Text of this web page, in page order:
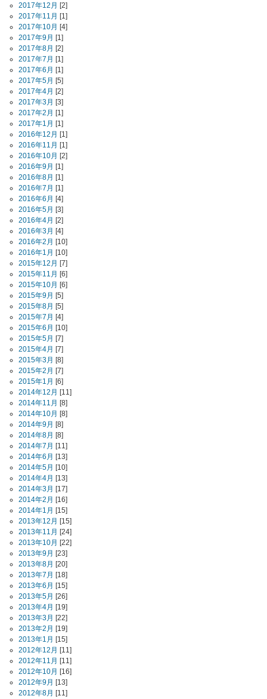
2017年12月 [2]
2017年11月 [1]
2017年10月 [4]
2017年9月 [1]
2017年8月 [2]
2017年7月 [1]
2017年6月 [1]
2017年5月 [5]
2017年4月 [2]
2017年3月 [3]
2017年2月 [1]
2017年1月 [1]
2016年12月 [1]
2016年11月 [1]
2016年10月 [2]
2016年9月 [1]
2016年8月 [1]
2016年7月 [1]
2016年6月 [4]
2016年5月 [3]
2016年4月 [2]
2016年3月 [4]
2016年2月 [10]
2016年1月 [10]
2015年12月 [7]
2015年11月 [6]
2015年10月 [6]
2015年9月 [5]
2015年8月 [5]
2015年7月 [4]
2015年6月 [10]
2015年5月 [7]
2015年4月 [7]
2015年3月 [8]
2015年2月 [7]
2015年1月 [6]
2014年12月 [11]
2014年11月 [8]
2014年10月 [8]
2014年9月 [8]
2014年8月 [8]
2014年7月 [11]
2014年6月 [13]
2014年5月 [10]
2014年4月 [13]
2014年3月 [17]
2014年2月 [16]
2014年1月 [15]
2013年12月 [15]
2013年11月 [24]
2013年10月 [22]
2013年9月 [23]
2013年8月 [20]
2013年7月 [18]
2013年6月 [15]
2013年5月 [26]
2013年4月 [19]
2013年3月 [22]
2013年2月 [19]
2013年1月 [15]
2012年12月 [11]
2012年11月 [11]
2012年10月 [16]
2012年9月 [13]
2012年8月 [11]